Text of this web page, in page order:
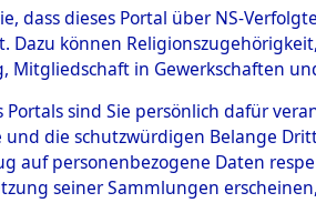
unbekannte
und unbekannte
0002 (84611031)
dass dieses Portal über NS-
Dazu können
Mitgliedschaft in Gewerkschaften
Portals sind Sie persönlich dafür
und die schutzwürdigen Belange
auf personenbezogene Daten
seiner Sammlungen